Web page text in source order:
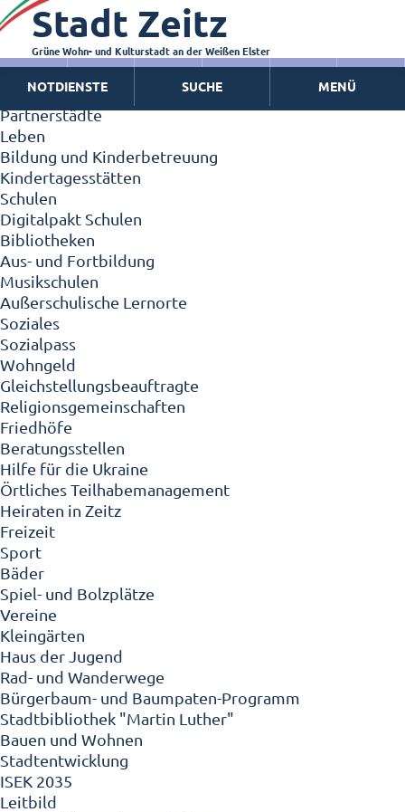
Zeitz - Die Kleinstadt
Willkommen in Zeitz!
Interview mit Oberbürgermeister Christian Thieme
Zeitz - Stadt der Zukunft
Ortschaften
Partnerstädte
Leben
Bildung und Kinderbetreuung
Kindertagesstätten
Schulen
Digitalpakt Schulen
Bibliotheken
Aus- und Fortbildung
Musikschulen
Außerschulische Lernorte
Soziales
Sozialpass
Wohngeld
Gleichstellungsbeauftragte
Religionsgemeinschaften
Friedhöfe
Beratungsstellen
Hilfe für die Ukraine
Örtliches Teilhabemanagement
Heiraten in Zeitz
Freizeit
Sport
Bäder
Spiel- und Bolzplätze
Vereine
Kleingärten
Haus der Jugend
Rad- und Wanderwege
Bürgerbaum- und Baumpaten-Programm
Stadtbibliothek "Martin Luther"
Bauen und Wohnen
Stadtentwicklung
ISEK 2035
Leitbild
Stadt Zeitz
Grüne Wohn- und Kulturstadt an der Weißen Elster
NOTDIENSTE SUCHE MENÜ